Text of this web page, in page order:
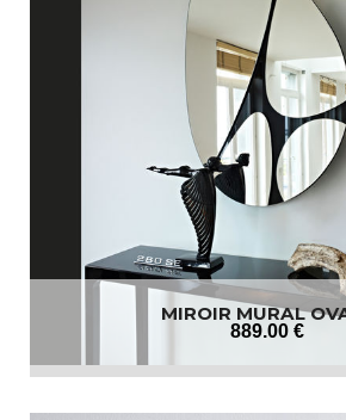
MIROIR MURAL
889.00 €